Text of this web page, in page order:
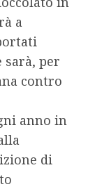
a
sarà, per
contro
anno in
di